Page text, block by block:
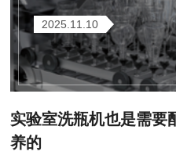
2025.11.10
实验室洗瓶机也是需要
养的